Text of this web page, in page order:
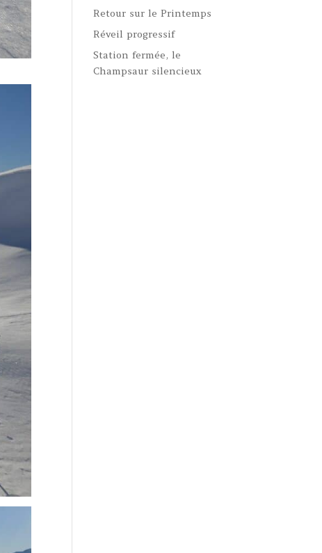
Retour sur le Printemps
Réveil progressif
Station fermée, le
Champsaur silencieux